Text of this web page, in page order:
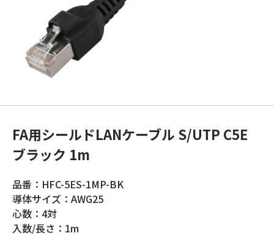
FA用シールドLANケーブル S/UTP C5E
ブラック 1m
品番：HFC-5ES-1MP-BK
導体サイズ：AWG25
心数：4対
入数/長さ：1m